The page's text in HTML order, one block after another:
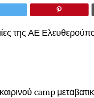
της ΑΕ
camp